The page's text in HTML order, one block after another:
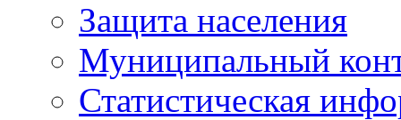
Защита населения
Муниципальный
Статистическая